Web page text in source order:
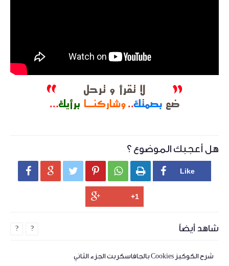
هل أعجبك الموضوع ؟
     
شاهد أيضاً
شرح الكوكيز Cookies بالجافاسكربت الجزء الثاني
? ?